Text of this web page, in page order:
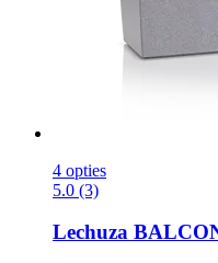
4 opties
5.0 (3)
Lechuza